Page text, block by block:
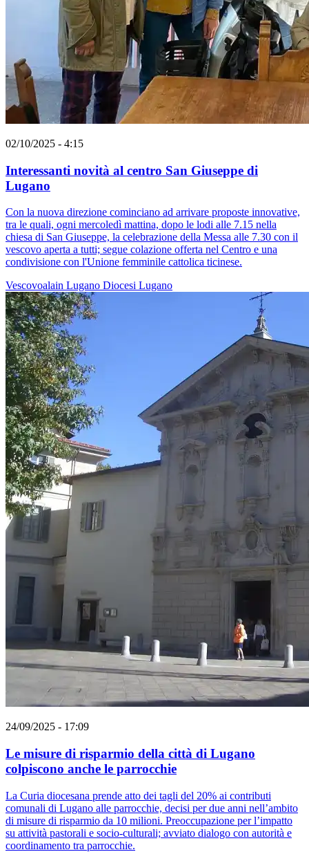
02/10/2025 - 4:15
Interessanti novità al centro San Giuseppe di
Lugano
Con la nuova direzione cominciano ad arrivare proposte innovative,
tra le quali, ogni mercoledì mattina, dopo le lodi alle 7.15 nella
chiesa di San Giuseppe, la celebrazione della Messa alle 7.30 con il
vescovo aperta a tutti; segue colazione offerta nel Centro e una
condivisione con l'Unione femminile cattolica ticinese.
Vescovoalain Lugano Diocesi Lugano
24/09/2025 - 17:09
Le misure di risparmio della città di Lugano
colpiscono anche le parrocchie
La Curia diocesana prende atto dei tagli del 20% ai contributi
comunali di Lugano alle parrocchie, decisi per due anni nell’ambito
di misure di risparmio da 10 milioni. Preoccupazione per l’impatto
su attività pastorali e socio-culturali; avviato dialogo con autorità e
coordinamento tra parrocchie.